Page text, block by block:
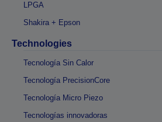
LPGA
Shakira + Epson
Technologies
Tecnología Sin Calor
Tecnología PrecisionCore
Tecnología Micro Piezo
Tecnologías innovadoras